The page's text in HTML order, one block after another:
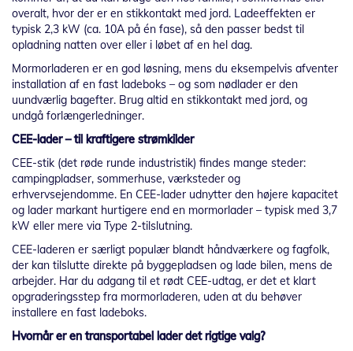
overalt, hvor der er en stikkontakt med jord. Ladeeffekten er
typisk 2,3 kW (ca. 10A på én fase), så den passer bedst til
opladning natten over eller i løbet af en hel dag.
Mormorladeren er en god løsning, mens du eksempelvis afventer
installation af en fast ladeboks – og som nødlader er den
uundværlig bagefter. Brug altid en stikkontakt med jord, og
undgå forlængerledninger.
CEE-lader – til kraftigere strømkilder
CEE-stik (det røde runde industristik) findes mange steder:
campingpladser, sommerhuse, værksteder og
erhvervsejendomme. En CEE-lader udnytter den højere kapacitet
og lader markant hurtigere end en mormorlader – typisk med 3,7
kW eller mere via Type 2-tilslutning.
CEE-laderen er særligt populær blandt håndværkere og fagfolk,
der kan tilslutte direkte på byggepladsen og lade bilen, mens de
arbejder. Har du adgang til et rødt CEE-udtag, er det et klart
opgraderingsstep fra mormorladeren, uden at du behøver
installere en fast ladeboks.
Hvornår er en transportabel lader det rigtige valg?